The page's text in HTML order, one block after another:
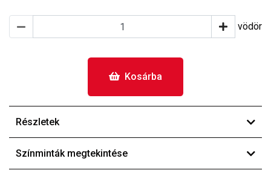
vödör
Kosárba
Részletek
Színminták megtekintése